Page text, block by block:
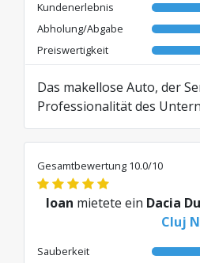
Kundenerlebnis
Abholung/Abgabe
Preiswertigkeit
Das makellose Auto, der
Professionalität des
waren top. Er hat uns
besseres Auto gegeben
gebucht hatten. Ich bin
dem Service. Zu 1000%
Übersetzt aus ES von AI
Gesamtbewertung 10.0/10
Ioan mietete ein Dacia
Cluj
Sauberkeit